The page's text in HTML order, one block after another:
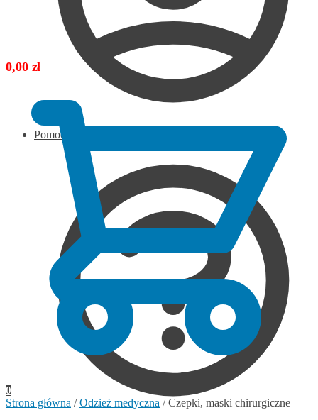
Pomoc
0,00 zł
0
Strona główna /Odzież medyczna /Czepki, maski chirurgiczne